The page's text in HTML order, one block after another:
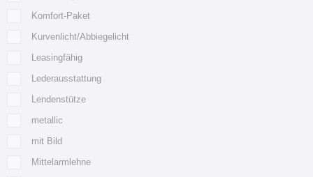
Komfort-Paket
Kurvenlicht/Abbiegelicht
Leasingfähig
Lederausstattung
Lendenstütze
metallic
mit Bild
Mittelarmlehne